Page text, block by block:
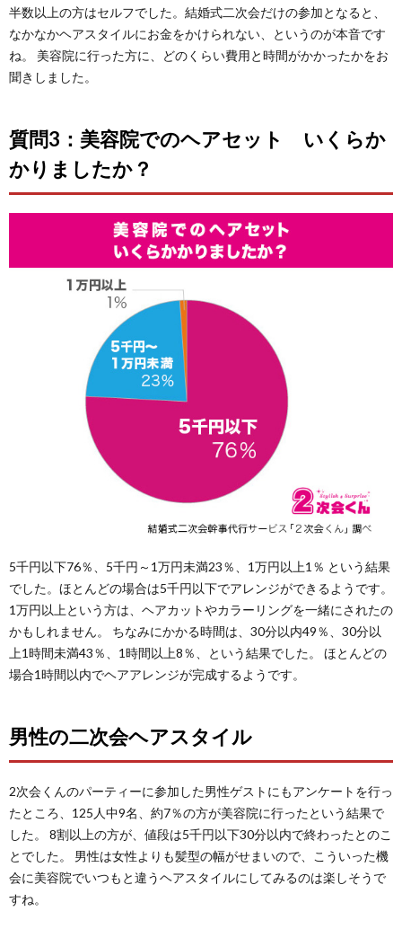
半数以上の方はセルフでした。結婚式二次会だけの参加となると、
なかなかヘアスタイルにお金をかけられない、というのが本音です
ね。 美容院に行った方に、どのくらい費用と時間がかかったかをお
聞きしました。
質問3：美容院でのヘアセット いくらか
かりましたか？
5千円以下76％、5千円～1万円未満23％、1万円以上1％ という結果
でした。ほとんどの場合は5千円以下でアレンジができるようです。
1万円以上という方は、ヘアカットやカラーリングを一緒にされたの
かもしれません。 ちなみにかかる時間は、30分以内49％、30分以
上1時間未満43％、1時間以上8％、という結果でした。 ほとんどの
場合1時間以内でヘアアレンジが完成するようです。
男性の二次会ヘアスタイル
2次会くんのパーティーに参加した男性ゲストにもアンケートを行っ
たところ、125人中9名、約7％の方が美容院に行ったという結果で
した。 8割以上の方が、値段は5千円以下30分以内で終わったとのこ
とでした。 男性は女性よりも髪型の幅がせまいので、こういった機
会に美容院でいつもと違うヘアスタイルにしてみるのは楽しそうで
すね。